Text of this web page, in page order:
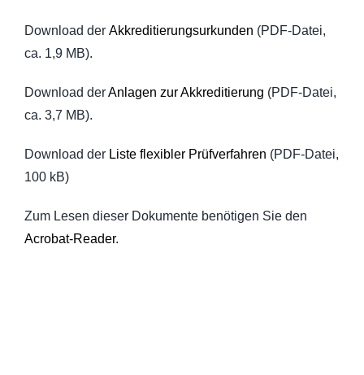
News
Download der Akkreditierungsurkunden (PDF-Datei,
ca. 1,9 MB).
Download derAnlagen zur Akkreditierung (PDF-Datei,
ca. 3,7 MB).
Download der Liste flexibler Prüfverfahren (PDF-Datei,
100 kB)
Zum Lesen dieser Dokumente benötigen Sie den
Acrobat-Reader.